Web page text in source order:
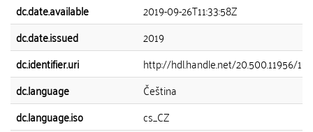
dc.date.available
2019-09-26T11:33:58Z
dc.date.issued
2019
dc.identifier.uri
http://hdl.handle.net/20.500.11956/
dc.language
Čeština
dc.language.iso
cs_CZ